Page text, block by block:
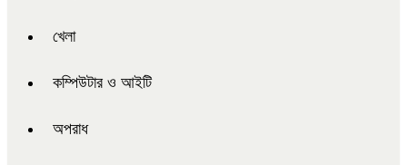
খেলা
কম্পিউটার ও আইটি
অপরাধ